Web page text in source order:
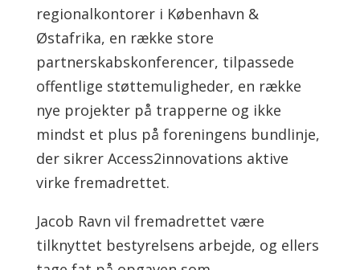
regionalkontorer i København &
Østafrika, en række store
partnerskabskonferencer, tilpassede
offentlige støttemuligheder, en række
nye projekter på trapperne og ikke
mindst et plus på foreningens bundlinje,
der sikrer Access2innovations aktive
virke fremadrettet.
Jacob Ravn vil fremadrettet være
tilknyttet bestyrelsens arbejde, og ellers